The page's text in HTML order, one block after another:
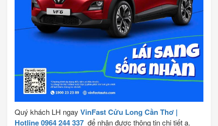
Quý khách LH ngay VinFast Cửu Long Cần Thơ |
Hotline 0964 244 337 để nhận được thông tin chi tiết ạ.